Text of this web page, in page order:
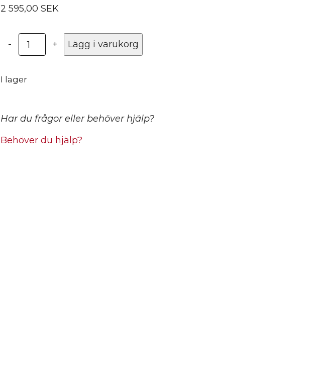
2 595,00SEK
-
Röd
ljusterapifilt
hundar
mängd
+ Lägg i varukorg
I lager
Har du frågor eller behöver hjälp?
Behöver du hjälp?